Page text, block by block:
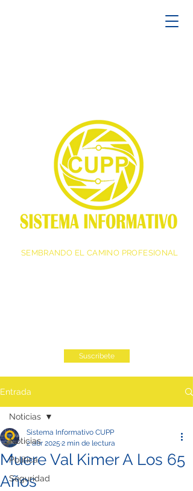
SEMBRANDO EL CAMINO PROFESIONAL
Suscribete
Entrada
Noticias
Política
Seguridad
Noticias
Muere Val Kimer A Los 65
Años
Sistema Informativo CUPP
2 abr 2025 2 min de lectura